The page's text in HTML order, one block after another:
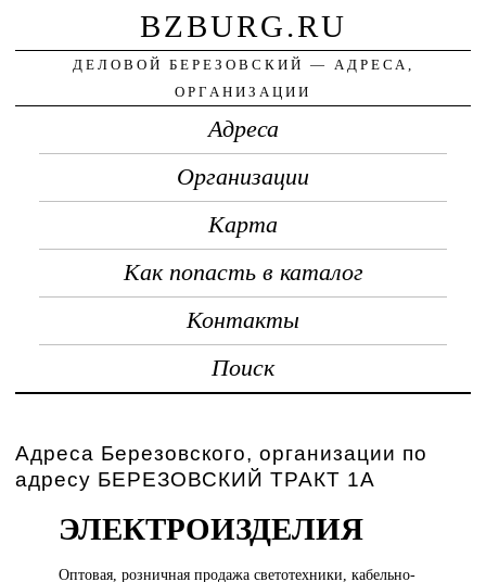
BZBURG.RU
ДЕЛОВОЙ БЕРЕЗОВСКИЙ — АДРЕСА,
ОРГАНИЗАЦИИ
Адреса
Организации
Карта
Как попасть в каталог
Контакты
Поиск
Адреса Березовского, организации по
адресу БЕРЕЗОВСКИЙ ТРАКТ 1А
ЭЛЕКТРОИЗДЕЛИЯ
Оптовая, розничнаяпродажа светотехники, кабельно-